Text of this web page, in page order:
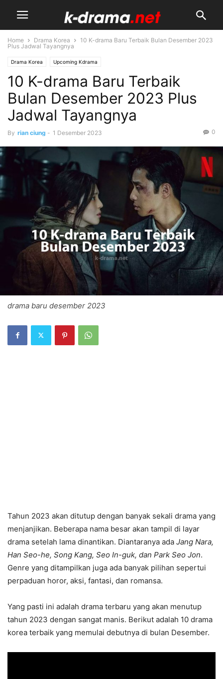
Home Drama Korea
10 K-drama Baru Terbaik Bulan Desember 2023
Plus Jadwal Tayangnya
Drama Korea Upcoming Kdrama
10 K-drama Baru Terbaik
Bulan Desember 2023 Plus
Jadwal Tayangnya
By rian ciung - 1 Desember 2023 0
drama baru desember 2023
Tahun 2023 akan ditutup dengan banyak sekali drama yang
menjanjikan. Beberapa nama besar akan tampil di layar
drama setelah lama dinantikan. Diantaranya ada Jang Nara,
Han Seo-he, Song Kang, Seo In-guk, dan Park Seo Jon.
Genre yang ditampilkan juga ada banyak pilihan sepertui
perpaduan horor, aksi, fantasi, dan romansa.
Yang pasti ini adalah drama terbaru yang akan menutup
tahun 2023 dengan sangat manis. Berikut adalah 10 drama
korea terbaik yang memulai debutnya di bulan Desember.